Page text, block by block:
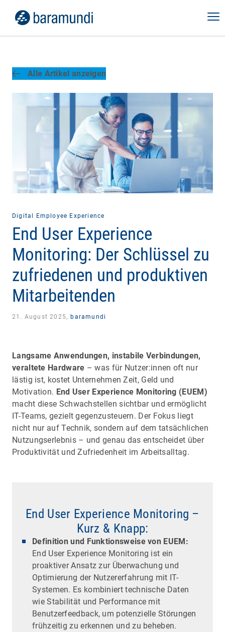
Alle Artikel anzeigen
Digital Employee Experience
End User Experience
Monitoring: Der Schlüssel zu
zufriedenen und produktiven
Mitarbeitenden
21. August 2025, baramundi
Langsame Anwendungen, instabile Verbindungen,
veraltete Hardware – was für Nutzer:innen oft nur
lästig ist, kostet Unternehmen Zeit, Geld und
Motivation. End User Experience Monitoring (EUEM)
macht diese Schwachstellen sichtbar und ermöglicht
IT-Teams, gezielt gegenzusteuern. Der Fokus liegt
nicht nur auf Technik, sondern auf dem tatsächlichen
Nutzungserlebnis – und genau das entscheidet über
Produktivität und Zufriedenheit im Arbeitsalltag.
End User Experience Monitoring –
Kurz & Knapp:
Definition und Funktionsweise von EUEM:
End User Experience Monitoring ist ein
proaktiver Ansatz zur Überwachung und
Optimierung der Nutzererfahrung mit IT-
Systemen. Es kombiniert technische Daten
wie Stabilität und Performance mit
Benutzerfeedback, um potenzielle Störungen
frühzeitig zu erkennen und zu beheben.